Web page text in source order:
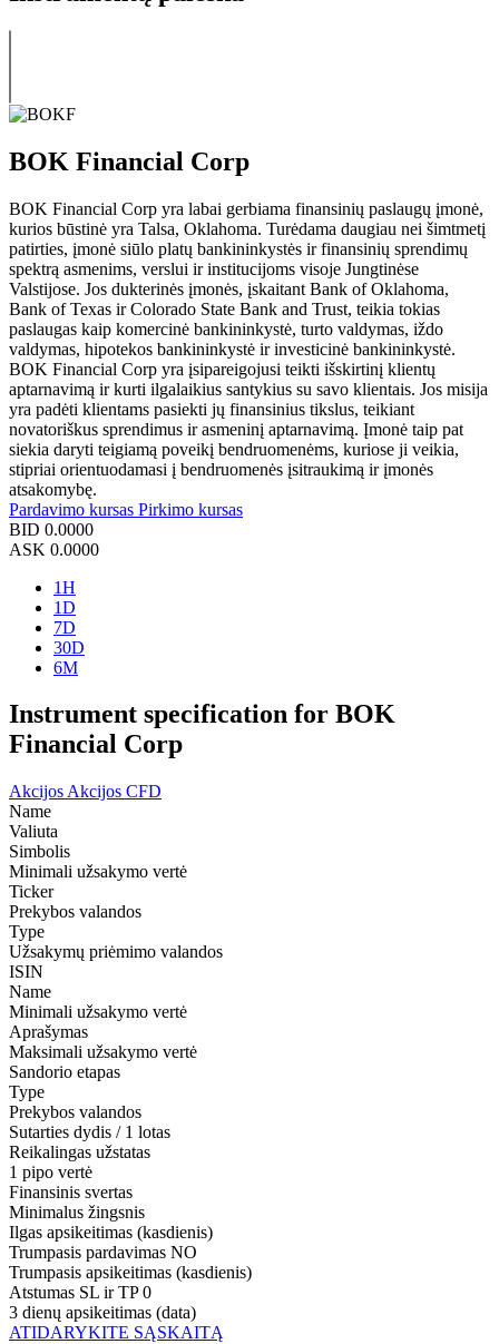
BOK Financial Corp
BOK Financial Corp yra labai gerbiama finansinių paslaugų įmonė,
kurios būstinė yra Talsa, Oklahoma. Turėdama daugiau nei šimtmetį
patirties, įmonė siūlo platų bankininkystės ir finansinių sprendimų
spektrą asmenims, verslui ir institucijoms visoje Jungtinėse
Valstijose. Jos dukterinės įmonės, įskaitant Bank of Oklahoma,
Bank of Texas ir Colorado State Bank and Trust, teikia tokias
paslaugas kaip komercinė bankininkystė, turto valdymas, iždo
valdymas, hipotekos bankininkystė ir investicinė bankininkystė.
BOK Financial Corp yra įsipareigojusi teikti išskirtinį klientų
aptarnavimą ir kurti ilgalaikius santykius su savo klientais. Jos misija
yra padėti klientams pasiekti jų finansinius tikslus, teikiant
novatoriškus sprendimus ir asmeninį aptarnavimą. Įmonė taip pat
siekia daryti teigiamą poveikį bendruomenėms, kuriose ji veikia,
stipriai orientuodamasi į bendruomenės įsitraukimą ir įmonės
atsakomybę.
Pardavimo kursas Pirkimo kursas
BID 0.0000
ASK 0.0000
1H
1D
7D
30D
6M
Instrument specification for BOK
Financial Corp
Akcijos Akcijos CFD
Name
Valiuta
Simbolis
Minimali užsakymo vertė
Ticker
Prekybos valandos
Type
Užsakymų priėmimo valandos
ISIN
Name
Minimali užsakymo vertė
Aprašymas
Maksimali užsakymo vertė
Sandorio etapas
Type
Prekybos valandos
Sutarties dydis / 1 lotas
Reikalingas užstatas
1 pipo vertė
Finansinis svertas
Minimalus žingsnis
Ilgas apsikeitimas (kasdienis)
Trumpasis pardavimas NO
Trumpasis apsikeitimas (kasdienis)
Atstumas SL ir TP 0
3 dienų apsikeitimas (data)
ATIDARYKITE SĄSKAITĄ